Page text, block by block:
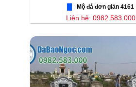
Mộ đá đơn giản 4161
Liên hệ: 0982.583.000